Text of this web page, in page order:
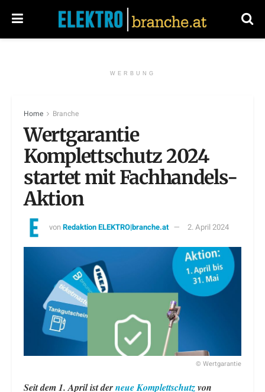
WERBUNG
Home Branche
Wertgarantie
Komplettschutz 2024
startet mit Fachhandels-
Aktion
vonRedaktion ELEKTRO|branche.at 2. April 2024
© Wertgarantie
Seit dem 1. April ist derneue Komplettschutzvon